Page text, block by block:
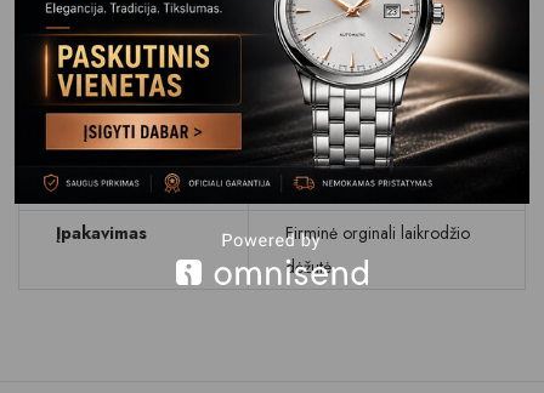
Vandeniui
Apyrankė Dirželis
Plienas 316L
Apyrankės
Užsegimas
Dvigubas užsegimas
Garantija
24 mėn.
Įpakavimas
Firminė orginali laikrodžio
dėžutė